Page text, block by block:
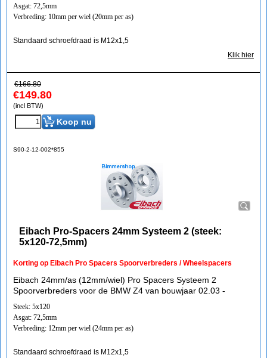
Asgat: 72,5mm
Verbreding: 10mm per wiel (20mm per as)
Standaard schroefdraad is M12x1,5
Klik hier
€166.80
€149.80
(incl BTW)
Koop nu
S90-2-12-002*855
Eibach Pro-Spacers 24mm Systeem 2 (steek:
5x120-72,5mm)
Korting op Eibach Pro Spacers Spoorverbreders / Wheelspacers
Eibach 24mm/as (12mm/wiel) Pro Spacers Systeem 2
Spoorverbreders voor de BMW Z4 van bouwjaar 02.03 -
Steek: 5x120
Asgat: 72,5mm
Verbreding: 12mm per wiel (24mm per as)
Standaard schroefdraad is M12x1,5